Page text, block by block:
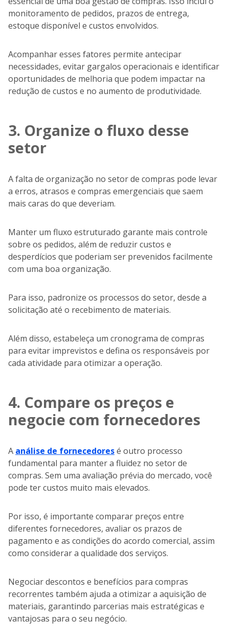
monitoramento de pedidos, prazos de entrega,
estoque disponível e custos envolvidos.
Acompanhar esses fatores permite antecipar
necessidades, evitar gargalos operacionais e identificar
oportunidades de melhoria que podem impactar na
redução de custos e no aumento de produtividade.
3. Organize o fluxo desse
setor
A falta de organização no setor de compras pode levar
a erros, atrasos e compras emergenciais que saem
mais caras do que deveriam.
Manter um fluxo estruturado garante mais controle
sobre os pedidos, além de reduzir custos e
desperdícios que poderiam ser prevenidos facilmente
com uma boa organização.
Para isso, padronize os processos do setor, desde a
solicitação até o recebimento de materiais.
Além disso, estabeleça um cronograma de compras
para evitar imprevistos e defina os responsáveis por
cada atividade para otimizar a operação.
4. Compare os preços e
negocie com fornecedores
A análise de fornecedoresé outro processo
fundamental para manter a fluidez no setor de
compras. Sem uma avaliação prévia do mercado, você
pode ter custos muito mais elevados.
Por isso, é importante comparar preços entre
diferentes fornecedores, avaliar os prazos de
pagamento e as condições do acordo comercial, assim
como considerar a qualidade dos serviços.
Negociar descontos e benefícios para compras
recorrentes também ajuda a otimizar a aquisição de
materiais, garantindo parcerias mais estratégicas e
vantajosas para o seu negócio.